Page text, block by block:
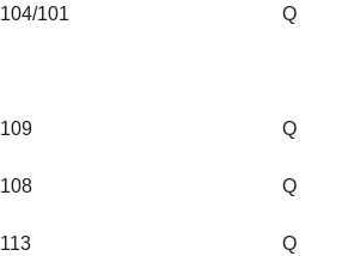
104/101 Q
109 Q
108 Q
113 Q